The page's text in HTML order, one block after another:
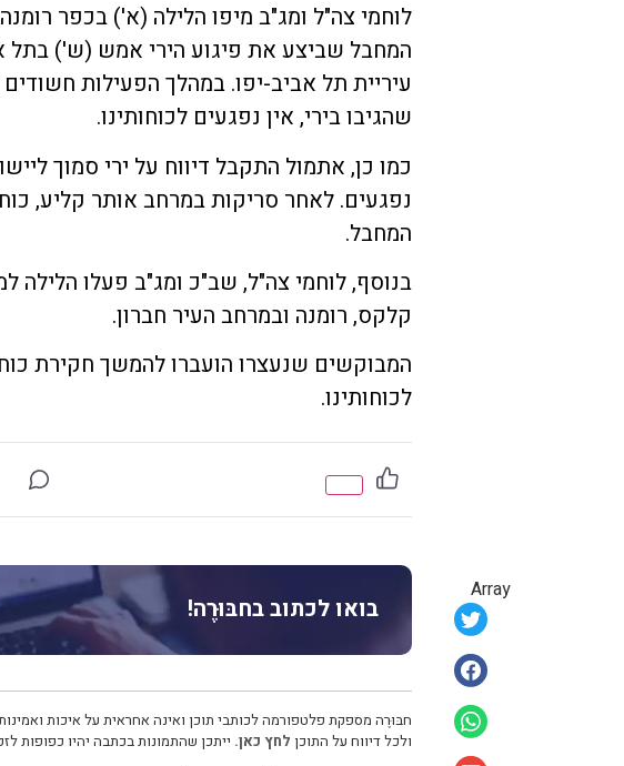
Array
לוחמי צה"ל ומג"ב מיפו הלילה (א') בכפר
המחבל שביצע את פיגוע הירי אמש (ש') בתל
עיריית תל אביב-יפו. במהלך הפעילות
שהגיבו בירי, אין נפגעים לכוחותינו.
כמו כן, אתמול התקבל דיווח על ירי סמוך
נפגעים. לאחר סריקות במרחב אותר קליע,
המחבל.
בנוסף, לוחמי צה"ל, שב"כ ומג"ב פעלו
קלקס, רומנה ובמרחב העיר חברון.
המבוקשים שנעצרו הועברו להמשך חקירת
לכוחותינו.
בואו לכתוב בחבּוּרֶה!
חבּוּרֶה מספקת פלטפורמה לכותבי תוכן ואינה אחראית על איכות
ולכל דיווח על התוכן לחץ כאן. ייתכן שהתמונות בכתבה יהיו כפופות